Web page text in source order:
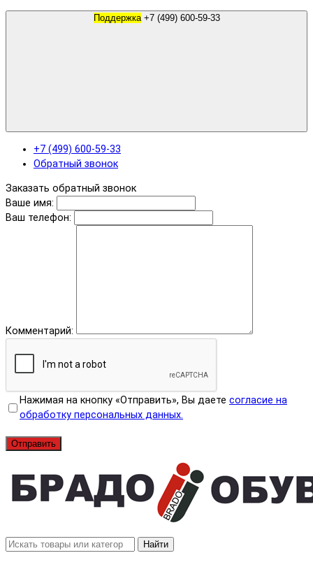
Поддержка +7 (499) 600-59-33
+7 (499) 600-59-33
Обратный звонок
Заказать обратный звонок
Ваше имя:
Ваш телефон:
Комментарий:
Нажимая на кнопку «Отправить», Вы даете согласие на
обработку персональных данных.
Отправить
Найти